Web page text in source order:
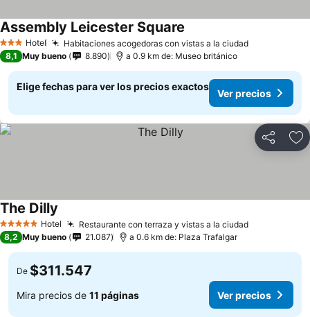
3 Estrellas
Hotel Habitaciones acogedoras con vistas a la ciudad
Assembly Leicester Square
8,1 Muy bueno 8.890 a 0.9 km de: Museo británico
Elige fechas para ver los precios exactos
Ver precios
Compartir
5 Estrellas Hotel Restaurante con terraza y vistas a la ciudad
The Dilly
8,2 Muy bueno 21.087 a 0.6 km de: Plaza Trafalgar
De $311.547
Mira precios de 11 páginas Ver precios